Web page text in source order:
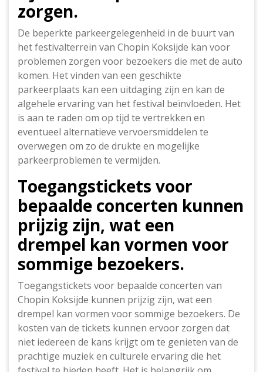
zorgen.
De beperkte parkeergelegenheid in de buurt van
het festivalterrein van Chopin Koksijde kan voor
problemen zorgen voor bezoekers die met de auto
komen. Het vinden van een geschikte
parkeerplaats kan een uitdaging zijn en kan de
algehele ervaring van het festival beïnvloeden. Het
is aan te raden om op tijd te vertrekken en
eventueel alternatieve vervoersmiddelen te
overwegen om zo de drukte en mogelijke
parkeerproblemen te vermijden.
Toegangstickets voor
bepaalde concerten kunnen
prijzig zijn, wat een
drempel kan vormen voor
sommige bezoekers.
Toegangstickets voor bepaalde concerten van
Chopin Koksijde kunnen prijzig zijn, wat een
drempel kan vormen voor sommige bezoekers. De
kosten van de tickets kunnen ervoor zorgen dat
niet iedereen de kans krijgt om te genieten van de
prachtige muziek en culturele ervaring die het